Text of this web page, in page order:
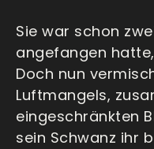
Sie war schon
angefangen
Doch nun
Luftmangels,
eingeschränkten
sein Schwanz ihr